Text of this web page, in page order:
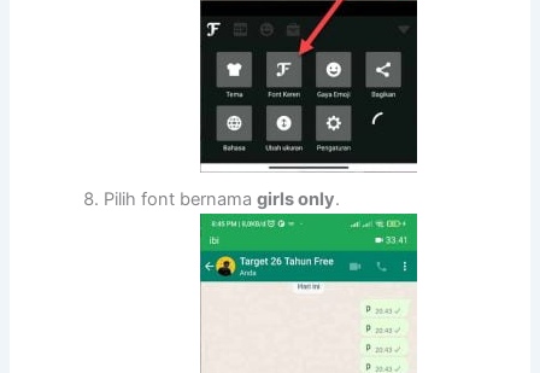
Pilih font bernamagirls only.